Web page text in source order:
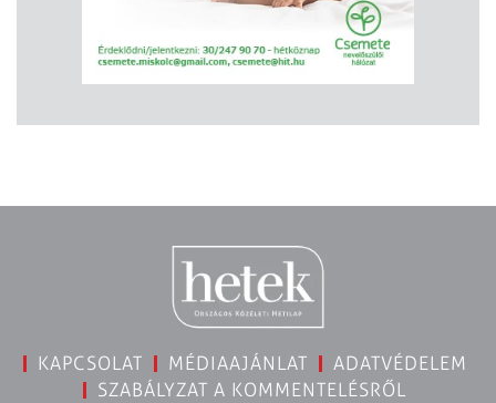
KAPCSOLAT MÉDIAAJÁNLAT
ADATVÉDELEM
SZABÁLYZAT A KOMMENTELÉSRŐL